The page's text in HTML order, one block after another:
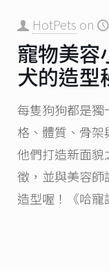
HotPets on
寵物美容
犬的造型
每隻狗狗都是
格、體質、骨
他們打造新面
徵，並與美容
造型喔！《哈寵